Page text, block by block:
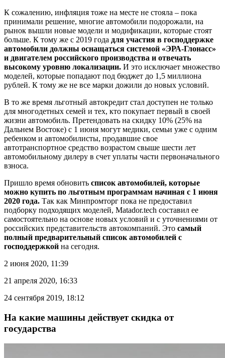
К сожалению, инфляция тоже на месте не стояла – пока
принимали решение, многие автомобили подорожали, на
рынок вышли новые модели и модификации, которые стоят
больше. К тому же с 2019 года для участия в господдержке
автомобили должны оснащаться системой «ЭРА-Глонасс»
и двигателем российского производства и отвечать
высокому уровню локализации. И это исключает множество
моделей, которые попадают под бюджет до 1,5 миллиона
рублей. К тому же не все марки дожили до новых условий.
В то же время льготный автокредит стал доступен не только
для многодетных семей и тех, кто покупает первый в своей
жизни автомобиль. Претендовать на скидку 10% (25% на
Дальнем Востоке) с 1 июня могут медики, семьи уже с одним
ребенком и автомобилисты, продавшие свое
автотранспортное средство возрастом свыше шести лет
автомобильному дилеру в счет уплаты части первоначального
взноса.
Пришло время обновить список автомобилей, которые
можно купить по льготным программам начиная с 1 июня
2020 года. Так как Минпромторг пока не предоставил
подборку подходящих моделей, Matador.tech составил ее
самостоятельно на основе новых условий и с уточнениями от
российских представительств автокомпаний. Это самый
полный предварительный список автомобилей с
господдержкой на сегодня.
2 июня 2020, 11:39
21 апреля 2020, 16:33
24 сентября 2019, 18:12
На какие машины действует скидка от
государства